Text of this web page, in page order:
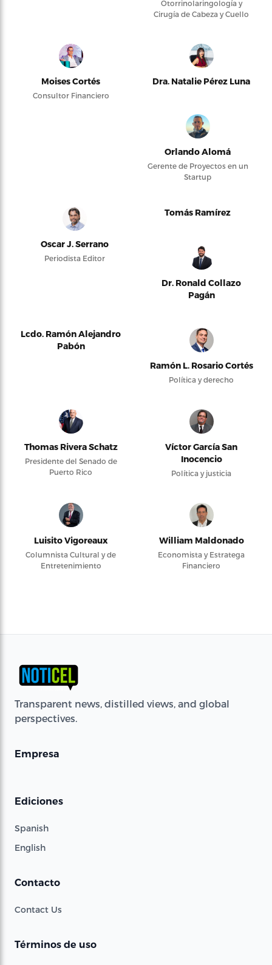
Otorrinolaringología y
Cirugía de Cabeza y Cuello
Moises Cortés
Consultor Financiero
Dra. Natalie Pérez Luna
Orlando Alomá
Gerente de Proyectos en un
Startup
Oscar J. Serrano
Periodista Editor
Tomás Ramírez
Dr. Ronald Collazo
Pagán
Lcdo. Ramón Alejandro
Pabón
Ramón L. Rosario Cortés
Política y derecho
Thomas Rivera Schatz
Presidente del Senado de
Puerto Rico
Víctor García San
Inocencio
Política y justicia
Luisito Vigoreaux
Columnista Cultural y de
Entretenimiento
William Maldonado
Economista y Estratega
Financiero
Transparent news, distilled views, and global
perspectives.
Empresa
Ediciones
Spanish
English
Contacto
Contact Us
Términos de uso